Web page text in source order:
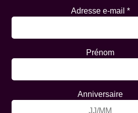
ou manuellement les cookies. Vous
option consiste à modifier les réglages
est placé. Pour plus d’informations
Adresse e-mail *
Prénom
Anniversaire